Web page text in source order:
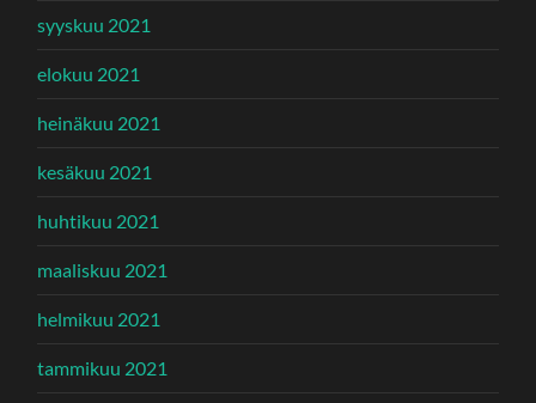
syyskuu 2021
elokuu 2021
heinäkuu 2021
kesäkuu 2021
huhtikuu 2021
maaliskuu 2021
helmikuu 2021
tammikuu 2021